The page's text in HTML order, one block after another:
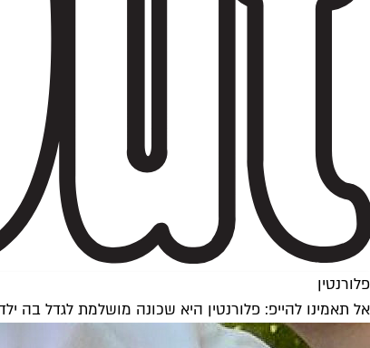
פלורנטין
אל תאמינו להייפ: פלורנטין היא שכונה מושלמת לגדל בה